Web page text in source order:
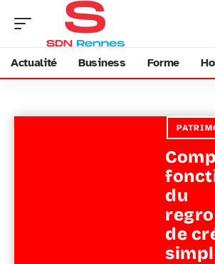
Actualité Business Forme
du
de